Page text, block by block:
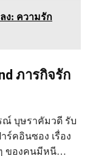
ง: ความรัก
ภารกิจรัก
บุษราคัมวดี รับ
ร์คอินซอง เรื่อง
ของคนมีหนี…